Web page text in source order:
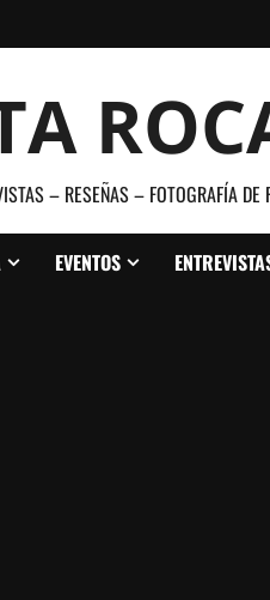
– RESEÑAS – FOTOGRAFÍA
EVENTOS